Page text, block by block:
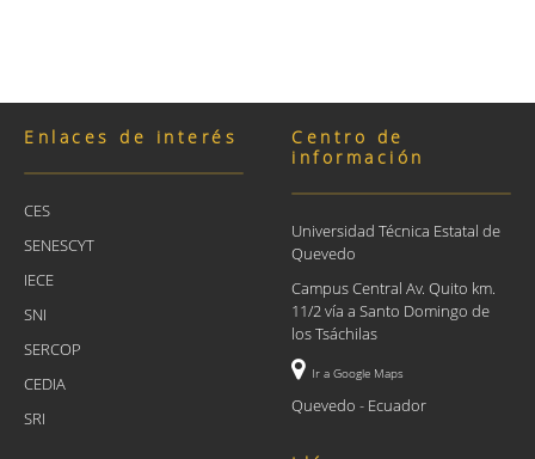
Enlaces de interés
CES
SENESCYT
IECE
SNI
SERCOP
CEDIA
SRI
Centro de
información
Universidad Técnica Estatal de
Quevedo
Campus Central Av. Quito km.
11/2 vía a Santo Domingo de
los Tsáchilas
Ir a Google Maps
Quevedo - Ecuador